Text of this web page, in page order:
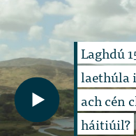
Laghdú
laethúla
ach cén
háitiúil?